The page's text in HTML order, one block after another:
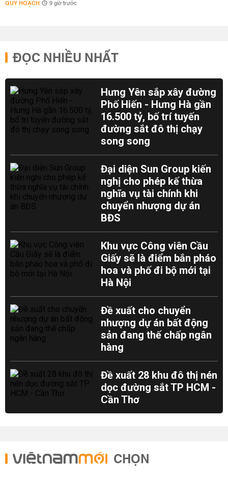
QUY HOẠCH 9 giờ trước
ĐỌC NHIỀU NHẤT
Hưng Yên sắp xây đường
Phố Hiến - Hưng Hà gần
16.500 tỷ, bố trí tuyến
đường sắt đô thị chạy
song song
Đại diện Sun Group kiến
nghị cho phép kế thừa
nghĩa vụ tài chính khi
chuyển nhượng dự án
BĐS
Khu vực Công viên Cầu
Giấy sẽ là điểm bắn pháo
hoa và phố đi bộ mới tại
Hà Nội
Đề xuất cho chuyển
nhượng dự án bất động
sản đang thế chấp ngân
hàng
Đề xuất 28 khu đô thị nén
dọc đường sắt TP HCM -
Cần Thơ
CHỌN